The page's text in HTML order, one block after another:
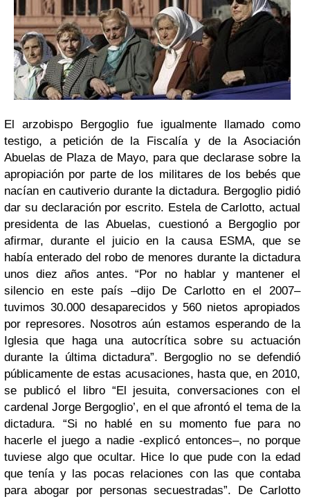
El arzobispo Bergoglio fue igualmente llamado como
testigo, a petición de la Fiscalía y de la Asociación
Abuelas de Plaza de Mayo, para que declarase sobre la
apropiación por parte de los militares de los bebés que
nacían en cautiverio durante la dictadura. Bergoglio pidió
dar su declaración por escrito. Estela de Carlotto, actual
presidenta de las Abuelas, cuestionó a Bergoglio por
afirmar, durante el juicio en la causa ESMA, que se
había enterado del robo de menores durante la dictadura
unos diez años antes. “Por no hablar y mantener el
silencio en este país –dijo De Carlotto en el 2007–
tuvimos 30.000 desaparecidos y 560 nietos apropiados
por represores. Nosotros aún estamos esperando de la
Iglesia que haga una autocrítica sobre su actuación
durante la última dictadura”. Bergoglio no se defendió
públicamente de estas acusaciones, hasta que, en 2010,
se publicó el libro “El jesuita, conversaciones con el
cardenal Jorge Bergoglio’, en el que afrontó el tema de la
dictadura. “Si no hablé en su momento fue para no
hacerle el juego a nadie -explicó entonces–, no porque
tuviese algo que ocultar. Hice lo que pude con la edad
que tenía y las pocas relaciones con las que contaba
para abogar por personas secuestradas”. De Carlotto